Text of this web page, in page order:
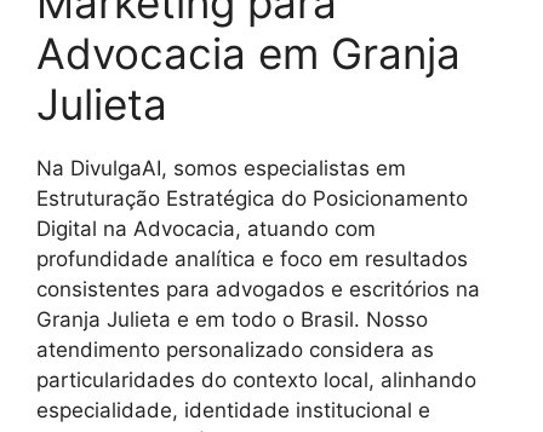
Advocacia em Granja
Julieta
Na DivulgaAI, somos especialistas em
Estruturação Estratégica do Posicionamento
Digital na Advocacia, atuando com
profundidade analítica e foco em resultados
consistentes para advogados e escritórios na
Granja Julieta e em todo o Brasil. Nosso
atendimento personalizado considera as
particularidades do contexto local, alinhando
especialidade, identidade institucional e